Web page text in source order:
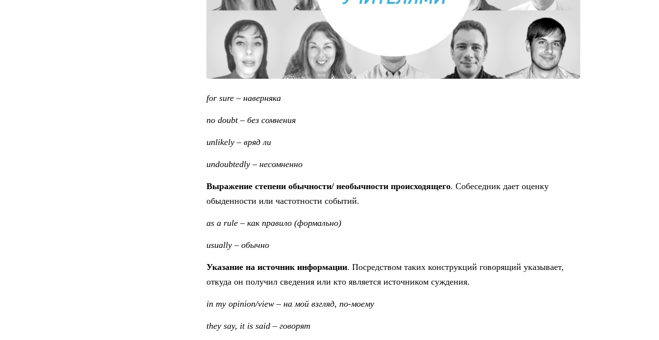
for sure – наверняка
no doubt – без сомнения
unlikely – вряд ли
undoubtedly–несомненно
Выражение степени обычности/ необычности происходящего. Собеседник дает оценку
обыденности или частотности событий.
as a rule – как правило (формально)
usually – обычно
Указание на источник информации. Посредством таких конструкций говорящий указывает,
откуда он получил сведения или кто является источником суждения.
in my opinion/view–на мой взгляд, по-моему
they say, it is said–говорят